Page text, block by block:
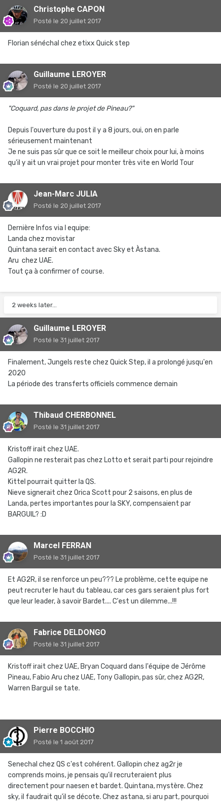
Christophe CAPON
Posté le 20 juillet 2017
Florian sénéchal chez etixx Quick step
Guillaume LEROYER
Posté le 20 juillet 2017
"Coquard, pas dans le projet de Pineau?"
Depuis l'ouverture du post il y a 8 jours, oui, on en parle
sérieusement maintenant
Je ne suis pas sûr que ce soit le meilleur choix pour lui, à moins
qu'il y ait un vrai projet pour monter très vite en World Tour
Jean-Marc JULIA
Posté le 20 juillet 2017
Dernière Infos via l equipe:
Landa chez movistar
Quintana serait en contact avec Sky et Àstana.
Aru chez UAE.
Tout ça à confirmer of course.
2 weeks later...
Guillaume LEROYER
Posté le 31 juillet 2017
Finalement, Jungels reste chez Quick Step, il a prolongé jusqu'en
2020
La période des transferts officiels commence demain
Thibaud CHERBONNEL
Posté le 31 juillet 2017
Kristoff irait chez UAE.
Gallopin ne resterait pas chez Lotto et serait parti pour rejoindre
AG2R.
Kittel pourrait quitter la QS.
Nieve signerait chez Orica Scott pour 2 saisons, en plus de
Landa, pertes importantes pour la SKY, compensaient par
BARGUIL? :D
Marcel FERRAN
Posté le 31 juillet 2017
Et AG2R, il se renforce un peu??? Le problème, cette equipe ne
peut recruter le haut du tableau, car ces gars seraient plus fort
que leur leader, à savoir Bardet.... C'est un dilemme...!!!
Fabrice DELDONGO
Posté le 31 juillet 2017
Kristoff irait chez UAE, Bryan Coquard dans l'équipe de Jérôme
Pineau, Fabio Aru chez UAE, Tony Gallopin, pas sûr, chez AG2R,
Warren Barguil se tate.
Pierre BOCCHIO
Posté le 1 août 2017
Senechal chez QS c'est cohérent. Gallopin chez ag2r je
comprends moins, je pensais qu'il recruteraient plus
directement pour naesen et bardet. Quintana, mystère. Chez
sky, il faudrait qu'il se décote. Chez astana, si aru part, pourquoi